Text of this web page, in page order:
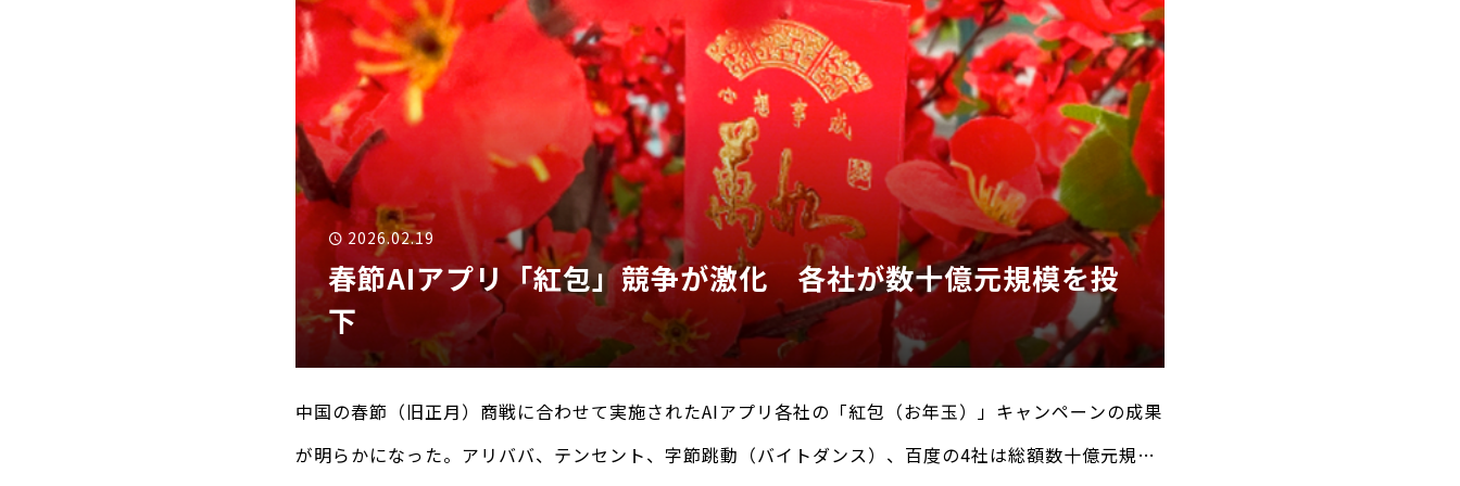
2026.02.19
春節AIアプリ「紅包」競争が激化 各社が数十億元規模を投
下
中国の春節（旧正月）商戦に合わせて実施されたAIアプリ各社の「紅包（お年玉）」キャンペーンの成果
が明らかになった。アリババ、テンセント、字節跳動（バイトダンス）、百度の4社は総額数十億元規模